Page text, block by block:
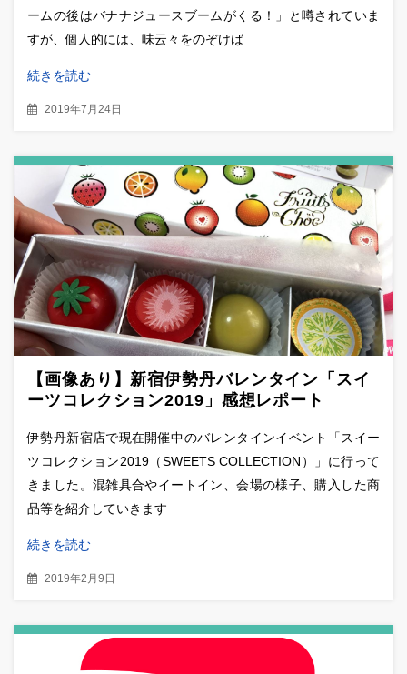
ームの後はバナナジュースブームがくる！」と噂されていま
すが、個人的には、味云々をのぞけば
続きを読む
2019年7月24日
【画像あり】新宿伊勢丹バレンタイン「スイ
ーツコレクション2019」感想レポート
伊勢丹新宿店で現在開催中のバレンタインイベント「スイー
ツコレクション2019（SWEETS COLLECTION）」に行って
きました。混雑具合やイートイン、会場の様子、購入した商
品等を紹介していきます
続きを読む
2019年2月9日